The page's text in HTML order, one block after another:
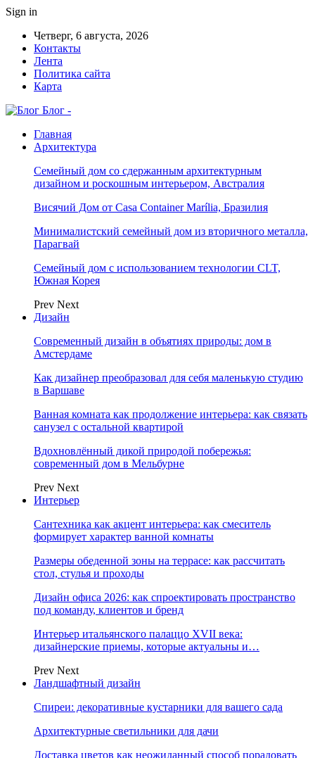
Sign in
Четверг, 6 августа, 2026
Контакты
Лента
Политика сайта
Карта
Блог -
Главная
Архитектура
Семейный дом со сдержанным архитектурным
дизайном и роскошным интерьером, Австралия
Висячий Дом от Casa Container Marília, Бразилия
Минималистский семейный дом из вторичного металла,
Парагвай
Семейный дом с использованием технологии CLT,
Южная Корея
Prev Next
Дизайн
Современный дизайн в объятиях природы: дом в
Амстердаме
Как дизайнер преобразовал для себя маленькую студию
в Варшаве
Ванная комната как продолжение интерьера: как связать
санузел с остальной квартирой
Вдохновлённый дикой природой побережья:
современный дом в Мельбурне
Prev Next
Интерьер
Сантехника как акцент интерьера: как смеситель
формирует характер ванной комнаты
Размеры обеденной зоны на террасе: как рассчитать
стол, стулья и проходы
Дизайн офиса 2026: как спроектировать пространство
под команду, клиентов и бренд
Интерьер итальянского палаццо XVII века:
дизайнерские приемы, которые актуальны и…
Prev Next
Ландшафтный дизайн
Спиреи: декоративные кустарники для вашего сада
Архитектурные светильники для дачи
Доставка цветов как неожиданный способ порадовать